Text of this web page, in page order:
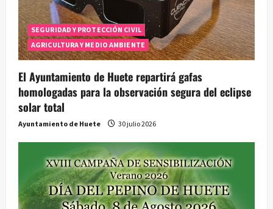
SEGURIDAD Y PROTECCIÓN CIVIL
AGRICULTURA Y MEDIO AMBIENTE
El Ayuntamiento de Huete repartirá gafas
homologadas para la observación segura del eclipse
solar total
Ayuntamiento de Huete 30 julio 2026